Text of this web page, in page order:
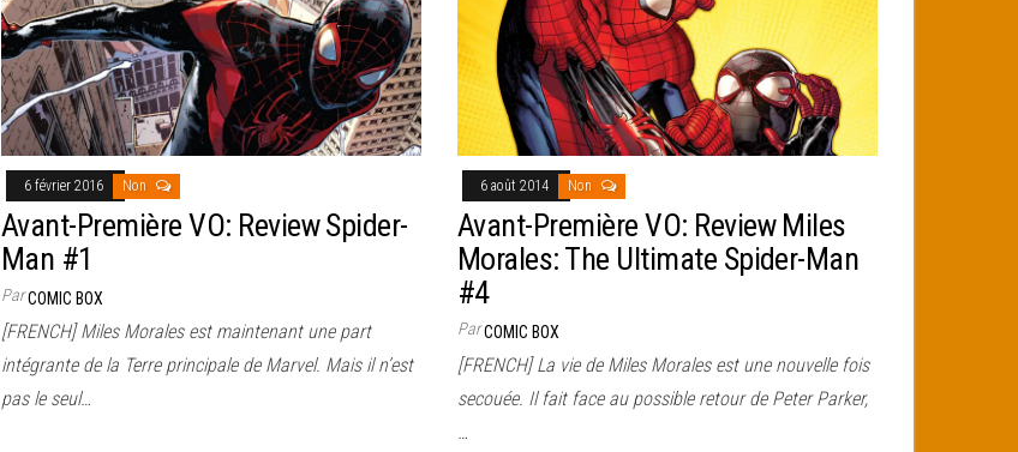
6 février 2016 Non
Avant-Première VO: Review Spider-
Man #1
ParCOMIC BOX
[FRENCH] Miles Morales est maintenant une part
intégrante de la Terre principale de Marvel. Mais il n’est
pas le seul…
6 août 2014 Non
Avant-Première VO: Review Miles
Morales: The Ultimate Spider-Man
#4
ParCOMIC BOX
[FRENCH] La vie de Miles Morales est une nouvelle fois
secouée. Il fait face au possible retour de Peter Parker,
…